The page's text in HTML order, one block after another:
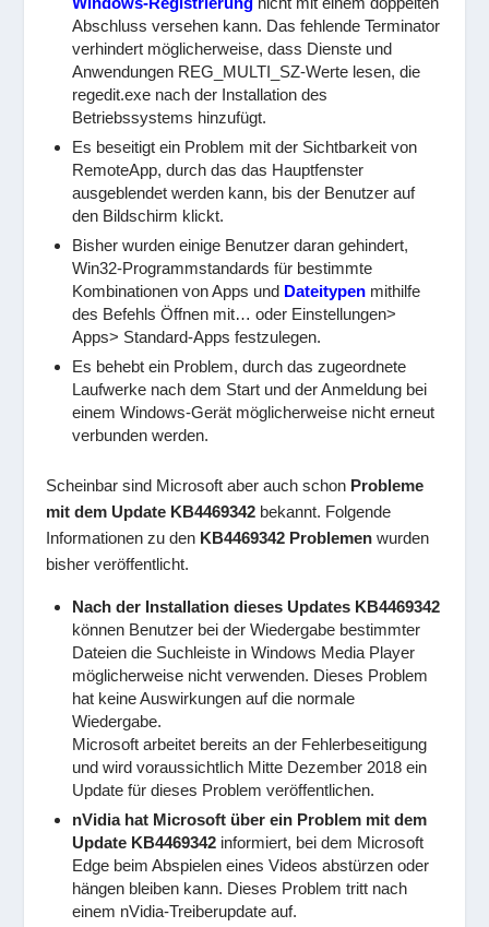
Abschluss versehen kann. Das fehlende Terminator
verhindert möglicherweise, dass Dienste und
Anwendungen REG_MULTI_SZ-Werte lesen, die
regedit.exe nach der Installation des
Betriebssystems hinzufügt.
Es beseitigt ein Problem mit der Sichtbarkeit von
RemoteApp, durch das das Hauptfenster
ausgeblendet werden kann, bis der Benutzer auf
den Bildschirm klickt.
Bisher wurden einige Benutzer daran gehindert,
Win32-Programmstandards für bestimmte
Kombinationen von Apps und Dateitypen mithilfe
des Befehls Öffnen mit… oder Einstellungen>
Apps> Standard-Apps festzulegen.
Es behebt ein Problem, durch das zugeordnete
Laufwerke nach dem Start und der Anmeldung bei
einem Windows-Gerät möglicherweise nicht erneut
verbunden werden.
Scheinbar sind Microsoft aber auch schon Probleme
mit dem Update KB4469342 bekannt. Folgende
Informationen zu den KB4469342 Problemen wurden
bisher veröffentlicht.
Nach der Installation dieses Updates KB4469342
können Benutzer bei der Wiedergabe bestimmter
Dateien die Suchleiste in Windows Media Player
möglicherweise nicht verwenden. Dieses Problem
hat keine Auswirkungen auf die normale
Wiedergabe.
Microsoft arbeitet bereits an der Fehlerbeseitigung
und wird voraussichtlich Mitte Dezember 2018 ein
Update für dieses Problem veröffentlichen.
nVidia hat Microsoft über ein Problem mit dem
Update KB4469342 informiert, bei dem Microsoft
Edge beim Abspielen eines Videos abstürzen oder
hängen bleiben kann. Dieses Problem tritt nach
einem nVidia-Treiberupdate auf.